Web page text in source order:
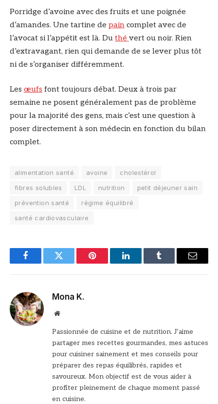
Porridge d’avoine avec des fruits et une poignée
d’amandes. Une tartine de pain complet avec de
l’avocat si l’appétit est là. Du thé vert ou noir. Rien
d’extravagant, rien qui demande de se lever plus tôt
ni de s’organiser différemment.
Les œufs font toujours débat. Deux à trois par
semaine ne posent généralement pas de problème
pour la majorité des gens, mais c’est une question à
poser directement à son médecin en fonction du bilan
complet.
alimentation santé avoine
cholestérol
fibres solubles
LDL nutrition
petit déjeuner sain
prévention santé
régime équilibré
santé cardiovasculaire
FacebookTwitter Pinterest LinkedInTumblr Email
Mona K.
Site
Passionnée de cuisine et de nutrition. J’aime
partager mes recettes gourmandes, mes astuces
pour cuisiner sainement et mes conseils pour
préparer des repas équilibrés, rapides et
savoureux. Mon objectif est de vous aider à
profiter pleinement de chaque moment passé
en cuisine.